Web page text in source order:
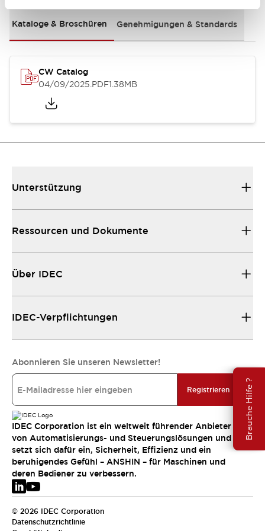
Brauche Hilfe ?
Kataloge & Broschüren Genehmigungen & Standards
CW Catalog
04/09/2025.PDF1.38MB
Unterstützung
Ressourcen und Dokumente
Über IDEC
IDEC-Verpflichtungen
Abonnieren Sie unseren Newsletter!
Registrieren
IDEC Corporation ist ein weltweit führender Anbieter
von Automatisierungs- und Steuerungslösungen und
setzt sich dafür ein, Sicherheit, Effizienz und ein
beruhigendes Gefühl – ANSHIN – für Maschinen und
deren Bediener zu verbessern.
© 2026 IDEC Corporation
Datenschutzrichtlinie